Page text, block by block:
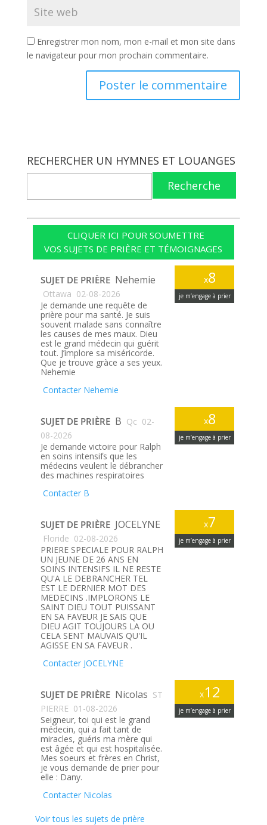
Enregistrer mon nom, mon e-mail et mon site dans
le navigateur pour mon prochain commentaire.
RECHERCHER UN HYMNES ET LOUANGES
Recherche
CLIQUER ICI POUR SOUMETTRE
VOS SUJETS DE PRIÈRE ET TÉMOIGNAGES
x8
je m’engage à prier
SUJET DE PRIÈRE Nehemie
Ottawa 02-08-2026
Je demande une requête de
prière pour ma santé. Je suis
souvent malade sans connaître
les causes de mes maux. Dieu
est le grand médecin qui guérit
tout. J’implore sa miséricorde.
Que je trouve gràce a ses yeux.
Nehemie
Contacter Nehemie
x8
je m’engage à prier
SUJET DE PRIÈRE B Qc 02-
08-2026
Je demande victoire pour Ralph
en soins intensifs que les
médecins veulent le débrancher
des machines respiratoires
Contacter B
x7
je m’engage à prier
SUJET DE PRIÈRE JOCELYNE
Floride 02-08-2026
PRIERE SPECIALE POUR RALPH
UN JEUNE DE 26 ANS EN
SOINS INTENSIFS IL NE RESTE
QU'A LE DEBRANCHER TEL
EST LE DERNIER MOT DES
MEDECINS .IMPLORONS LE
SAINT DIEU TOUT PUISSANT
EN SA FAVEUR JE SAIS QUE
DIEU AGIT TOUJOURS LA OU
CELA SENT MAUVAIS QU'IL
AGISSE EN SA FAVEUR .
Contacter JOCELYNE
x12
je m’engage à prier
SUJET DE PRIÈRE Nicolas ST
PIERRE 01-08-2026
Seigneur, toi qui est le grand
médecin, qui a fait tant de
miracles, guéris ma mère qui
est âgée et qui est hospitalisée.
Mes soeurs et frères en Christ,
je vous demande de prier pour
elle : Dany.
Contacter Nicolas
Voir tous les sujets de prière